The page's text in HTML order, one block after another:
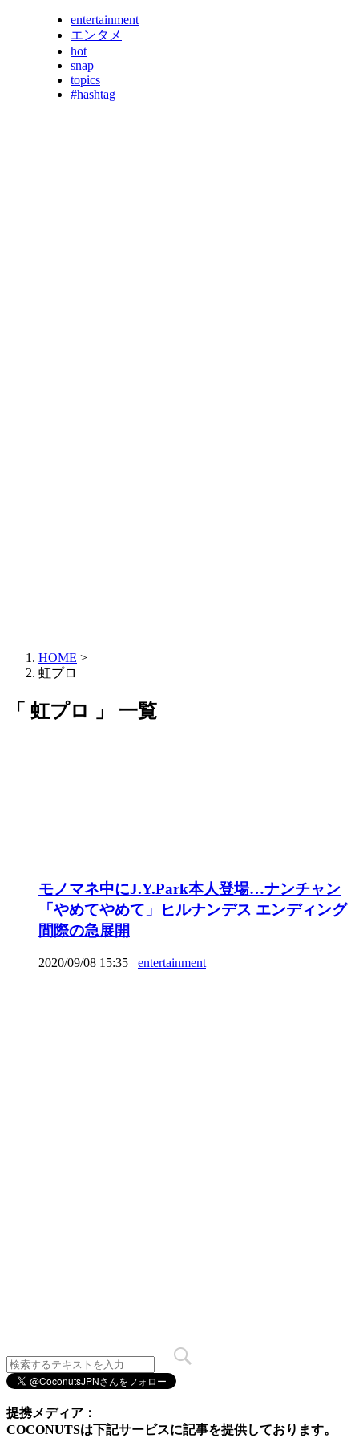
entertainment
エンタメ
hot
snap
topics
#hashtag
HOME >
虹プロ
「 虹プロ 」 一覧
モノマネ中にJ.Y.Park本人登場…ナンチャン
「やめてやめて」ヒルナンデス エンディング
間際の急展開
2020/09/08 15:35 entertainment
提携メディア：
COCONUTSは下記サービスに記事を提供しております。